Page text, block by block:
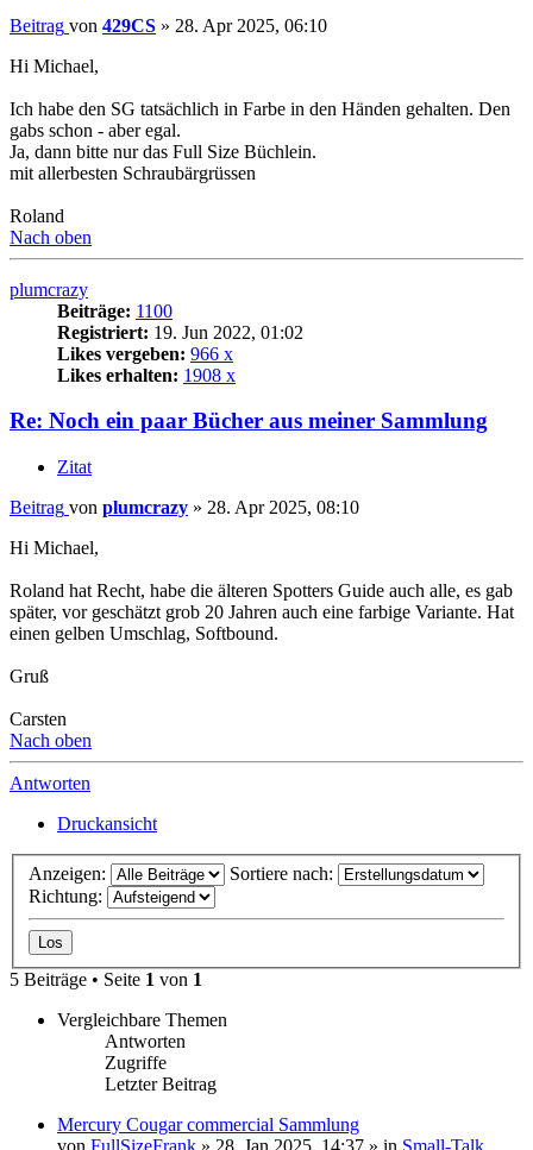
Beitrag von 429CS » 28. Apr 2025, 06:10
Hi Michael,
Ich habe den SG tatsächlich in Farbe in den Händen gehalten. Den
gabs schon - aber egal.
Ja, dann bitte nur das Full Size Büchlein.
mit allerbesten Schraubärgrüssen
Roland
Nach oben
plumcrazy
Beiträge: 1100
Registriert: 19. Jun 2022, 01:02
Likes vergeben: 966 x
Likes erhalten: 1908 x
Re: Noch ein paar Bücher aus meiner Sammlung
Zitat
Beitrag von plumcrazy » 28. Apr 2025, 08:10
Hi Michael,
Roland hat Recht, habe die älteren Spotters Guide auch alle, es gab
später, vor geschätzt grob 20 Jahren auch eine farbige Variante. Hat
einen gelben Umschlag, Softbound.
Gruß
Carsten
Nach oben
Antworten
Druckansicht
Anzeigen:
Sortiere nach:
Richtung:
5 Beiträge • Seite 1 von 1
Vergleichbare Themen
Antworten
Zugriffe
Letzter Beitrag
Mercury Cougar commercial Sammlung
von FullSizeFrank » 28. Jan 2025, 14:37 » in Small-Talk